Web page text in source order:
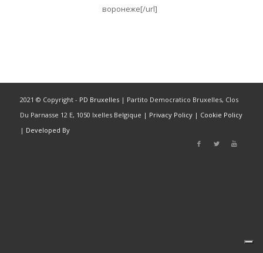
воронеже[/url]
2021 © Copyright - PD Bruxelles| Partito Democratico Bruxelles, Clos
Du Parnasse 12 E, 1050 Ixelles Belgique | Privacy Policy| Cookie Policy
| Developed By